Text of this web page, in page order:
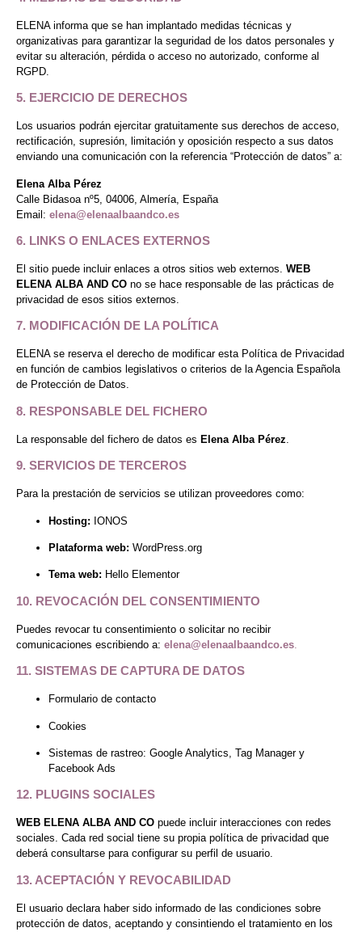
ELENA informa que se han implantado medidas técnicas y
organizativas para garantizar la seguridad de los datos personales y
evitar su alteración, pérdida o acceso no autorizado, conforme al
RGPD.
5. EJERCICIO DE DERECHOS
Los usuarios podrán ejercitar gratuitamente sus derechos de acceso,
rectificación, supresión, limitación y oposición respecto a sus datos
enviando una comunicación con la referencia “Protección de datos” a:
Elena Alba Pérez
Calle Bidasoa nº5, 04006, Almería, España
Email: elena@elenaalbaandco.es
6. LINKS O ENLACES EXTERNOS
El sitio puede incluir enlaces a otros sitios web externos. WEB
ELENA ALBA AND CO no se hace responsable de las prácticas de
privacidad de esos sitios externos.
7. MODIFICACIÓN DE LA POLÍTICA
ELENA se reserva el derecho de modificar esta Política de Privacidad
en función de cambios legislativos o criterios de la Agencia Española
de Protección de Datos.
8. RESPONSABLE DEL FICHERO
La responsable del fichero de datos es Elena Alba Pérez
9. SERVICIOS DE TERCEROS
Para la prestación de servicios se utilizan proveedores como:
Hosting: IONOS
Plataforma web: WordPress.org
Tema web: Hello Elementor
10. REVOCACIÓN DEL CONSENTIMIENTO
Puedes revocar tu consentimiento o solicitar no recibir
comunicaciones escribiendo a: elena@elenaalbaandco.es
11. SISTEMAS DE CAPTURA DE DATOS
Formulario de contacto
Cookies
Sistemas de rastreo: Google Analytics, Tag Manager y
Facebook Ads
12. PLUGINS SOCIALES
WEB ELENA ALBA AND CO puede incluir interacciones con redes
sociales. Cada red social tiene su propia política de privacidad que
deberá consultarse para configurar su perfil de usuario.
13. ACEPTACIÓN Y REVOCABILIDAD
El usuario declara haber sido informado de las condiciones sobre
protección de datos, aceptando y consintiendo el tratamiento en los